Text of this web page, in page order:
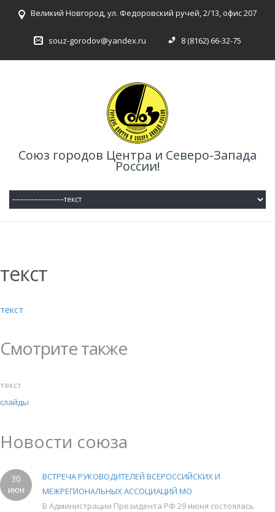
Великий Новгород, ул. Федоровский ручей, 2/13, офис 207
souz-gorodov@yandex.ru 8 (8162) 66-32-75
Союз городов Центра и Северо-Запада
России!
текст
текст
Смотрите также
текст
слайды
Новости союза
30
июн
ВСТРЕЧА РУКОВОДИТЕЛЕЙ ВСЕРОССИЙСКИХ И
МЕЖРЕГИОНАЛЬНЫХ АССОЦИАЦИЙ МО
В Администрации Президента РФ 29 июня состоялась